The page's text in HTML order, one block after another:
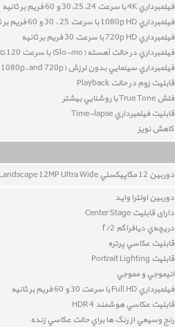
فيلمبرداري 4K با سرعت 30،25،24 و 60 فريم بر ثانيه
فيلمبرداري 1080p HD با سرعت 25 ، 30 و 60 فريم بر ثانيه
فيلمبرداري 720p HD با سرعت 30 فريم بر ثانيه
فيلمبرداري در حالت آهسته (Slo-mo) با سرعت 120 تا 240 فريم بر ثانيه
فيلمبرداري سينمايي بدون لرزش (4K, 1080p, and 720p)
قابليت زوم در حالت Playback
فلش True Tone با روشنايي بيشتر
قابليت فيلمبرداري Time-lapse
کاهش نويز
دوربين 12 مگاپيکسلي Landscape 12MP Ultra Wide
دوربین اولترا واید
دارای قابلیت Center Stage
دريچه‌ي ديافراگم f/2
قابليت عکاسي پرتره
قابليت Portrait Lighting
انيموجي و مموجي
فيلمبرداري Full HD با سرعت 30 و 60 فريم بر ثانيه
قابليت عکاسي هوشمند HDR 4
رنج وسيعي از رنگ ها براي حالت عکاسي زنده